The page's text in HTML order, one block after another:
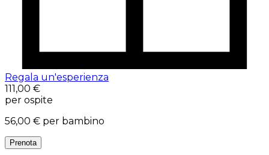
Regala un'esperienza
111,00 €
per ospite
56,00 € per bambino
Prenota